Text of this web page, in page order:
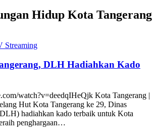
Hidup Kota Tangerang
Streaming
DLH Hadiahkan Kado
watch?v=deedqIHeQjk Kota Tangerang |
Hut Kota Tangerang ke 29, Dinas
hadiahkan kado terbaik untuk Kota
penghargaan…